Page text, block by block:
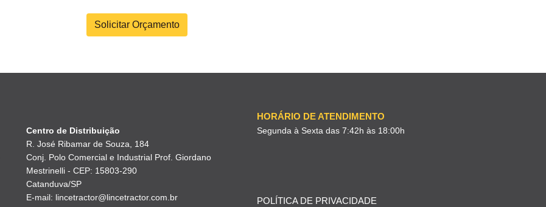
Solicitar Orçamento
Centro de Distribuição
R. José Ribamar de Souza, 184
Conj. Polo Comercial e Industrial Prof. Giordano
Mestrinelli - CEP: 15803-290
Catanduva/SP
E-mail: lincetractor@lincetractor.com.br
HORÁRIO DE ATENDIMENTO
Segunda à Sexta das 7:42h às 18:00h
POLÍTICA DE PRIVACIDADE